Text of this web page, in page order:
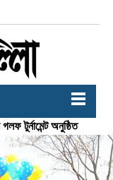
টুর্নামেন্ট অনুষ্ঠিত